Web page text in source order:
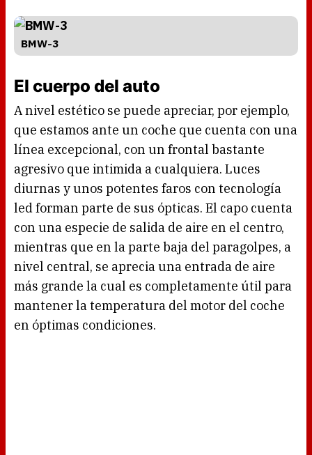
BMW-3
El cuerpo del auto
A nivel estético se puede apreciar, por ejemplo,
que estamos ante un coche que cuenta con una
línea excepcional, con un frontal bastante
agresivo que intimida a cualquiera. Luces
diurnas y unos potentes faros con tecnología
led forman parte de sus ópticas. El capo cuenta
con una especie de salida de aire en el centro,
mientras que en la parte baja del paragolpes, a
nivel central, se aprecia una entrada de aire
más grande la cual es completamente útil para
mantener la temperatura del motor del coche
en óptimas condiciones.